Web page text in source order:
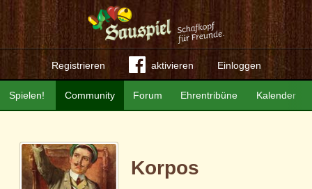
Registrieren aktivieren Einloggen
Community Forum Ehrentribüne Kalender
Spielen!
Korpos